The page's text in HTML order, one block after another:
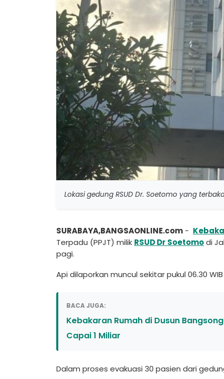
Lokasi gedung RSUD Dr. Soetomo yang
SURABAYA,BANGSAONLINE.com -
Terpadu (PPJT) milik RSUD Dr Soetomodi
pagi.
Api dilaporkan muncul sekitar pukul 06.30
BACA JUGA:
Kebakaran Rumah di Dusun
Capai 1 Miliar
Dalam proses evakuasi 30 pasien dari